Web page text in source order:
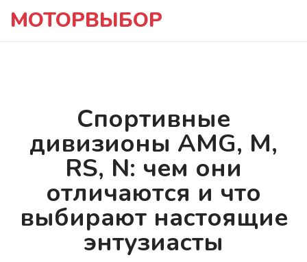
МОТОРВЫБОР
Спортивные
дивизионы AMG, M,
RS, N: чем они
отличаются и что
выбирают настоящие
энтузиасты